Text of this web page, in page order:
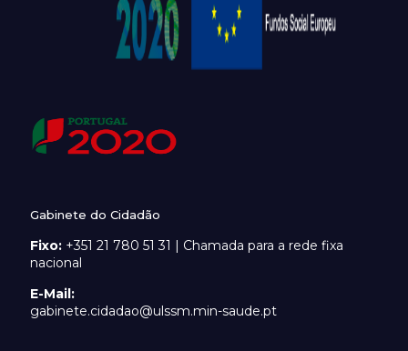
Gabinete do Cidadão
Fixo: +351 21 780 51 31 | Chamada para a rede fixa
nacional
E-Mail:
gabinete.cidadao@ulssm.min-saude.pt